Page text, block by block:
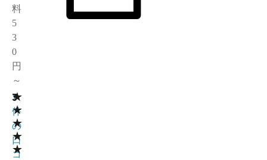
料
5
3
0
円
～
★
★
★
★
★
3
1
件
の
口
コ